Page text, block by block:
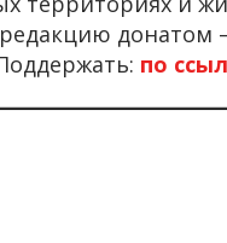
редакцию
по